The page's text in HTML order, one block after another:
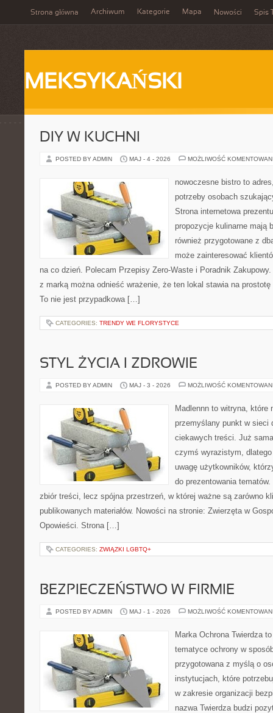
Strona główna Archiwum Kategorie Mapa Nowości Spis
MEKSYKAŃSKI
DIY W KUCHNI
POSTED BY ADMIN MAJ - 4 - 2026 MOŻLIWOŚĆ
nowoczesne bistro to
potrzeby osobach
Strona internetowa
propozycje kulinarne mają
również przygotowane z
może zainteresować
na co dzień. Polecam Przepisy Zero-Waste i Poradnik
z marką można odnieść wrażenie, że ten lokal stawia na prostotę
To nie jest przypadkowa […]
CATEGORIES: TRENDY WE FLORYSTYCE
STYL ŻYCIA I ZDROWIE
POSTED BY ADMIN MAJ - 3 - 2026 MOŻLIWOŚĆ
Madlennn to witryna, które
przemyślany punkt w sieci
ciekawych treści. Już
czymś wyrazistym,
uwagę użytkowników,
do prezentowania
zbiór treści, lecz spójna przestrzeń, w której ważne są zarówno
publikowanych materiałów. Nowości na stronie: Zwierzęta w
Opowieści. Strona […]
CATEGORIES: ZWIĄZKI LGBTQ+
BEZPIECZEŃSTWO W FIRMIE
POSTED BY ADMIN MAJ - 1 - 2026 MOŻLIWOŚĆ
Marka Ochrona Twierdza
tematyce ochrony w
przygotowana z myślą o
instytucjach, które
w zakresie organizacji
nazwa Twierdza budzi